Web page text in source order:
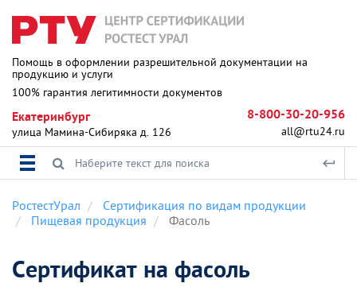
Помощь в оформлении разрешительной документации на
продукцию и услуги
100% гарантия легитимности документов
Екатеринбург
улица Мамина-Сибиряка д. 126
8-800-30-20-956
all@rtu24.ru
РостестУрал
Сертификация по видам продукции
Пищевая продукция
Фасоль
Сертификат на фасоль